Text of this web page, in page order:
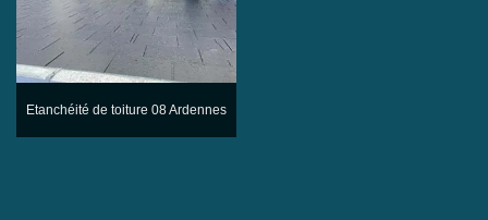
Etanchéité de toiture 08 Ardennes